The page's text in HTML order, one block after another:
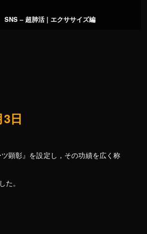
SNS – 超肺活 | エクササイズ編
日
顕彰』を設定し，その功績を広く称
。